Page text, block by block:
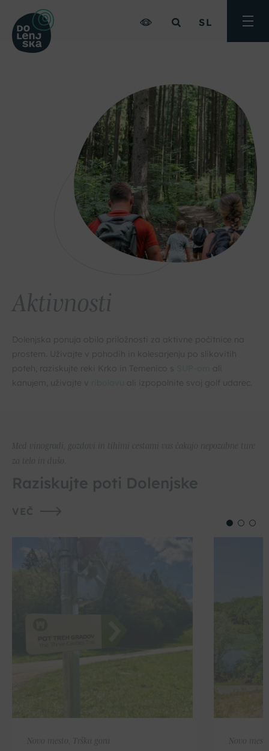
SL
Aktivnosti
Dolenjska ponuja obilo priložnosti za aktivne počitnice na
prostem. Uživajte v pohodih in kolesarjenju po slikovitih
poteh, raziskujte reki Krko in Temenico s
ali
kanujem, uživajte v
ali izpopolnite svoj golf udarec.
Med vinogradi, gozdovi in tihimi cestami vas čakajo nepozabne ture
za telo in dušo.
Raziskujte poti Dolenjske
VEČ
Novo mesto, Trška gora Novo